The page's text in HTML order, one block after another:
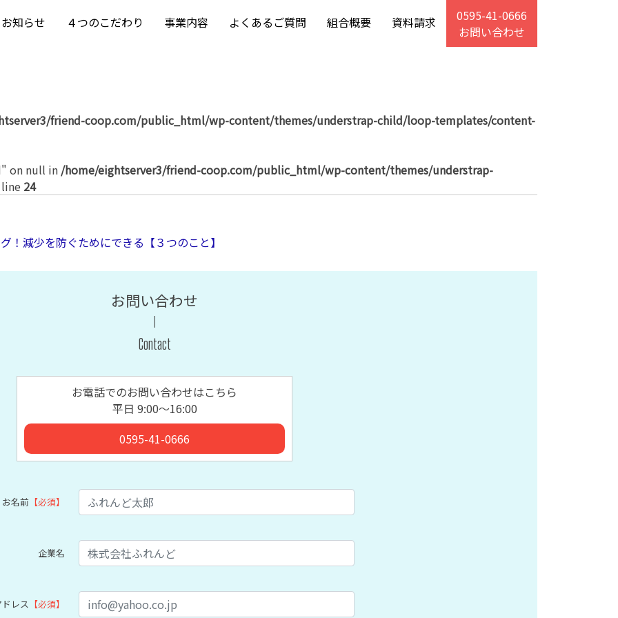
お知らせ ４つのこだわり 事業内容 よくあるご質問 組合概要 資料請求
0595-41-0666
お問い合わせ
friend-coop.com/public_html/wp-content/themes/understrap-child/loop-templates/content-
on null in /home/eightserver3/friend-coop.com/public_html/wp-content/themes/understrap-
24
減少を防ぐためにできる【３つのこと】
お問い合わせ
Contact
お電話でのお問い合わせはこちら
平日 9:00〜16:00
0595-41-0666
お名前 【必須】
企業名
レス 【必須】